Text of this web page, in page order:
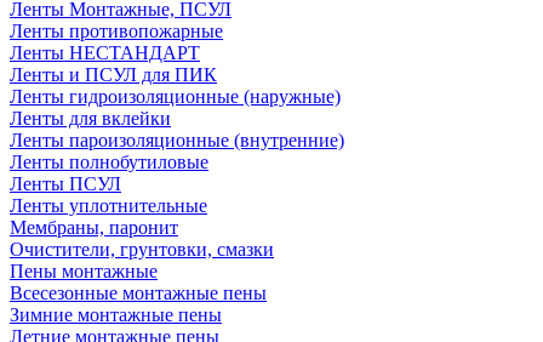
Ленты Монтажные, ПСУЛ
Ленты противопожарные
Ленты НЕСТАНДАРТ
Ленты и ПСУЛ для ПИК
Ленты гидроизоляционные (наружные)
Ленты для вклейки
Ленты пароизоляционные (внутренние)
Ленты полнобутиловые
Ленты ПСУЛ
Ленты уплотнительные
Мембраны, паронит
Очистители, грунтовки, смазки
Пены монтажные
Всесезонные монтажные пены
Зимние монтажные пены
Летние монтажные пены